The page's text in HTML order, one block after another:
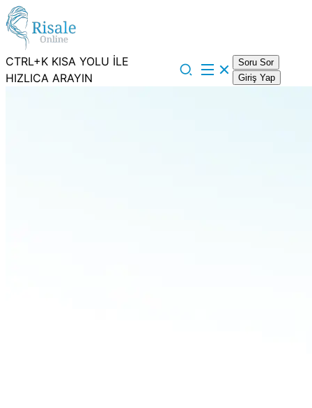
CTRL+K KISA YOLU İLE
HIZLICA ARAYIN
Soru Sor
Giriş Yap